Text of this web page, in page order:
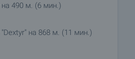
на 490 м. (6 мин.)
"Dextyr" на 868 м. (11 мин.)